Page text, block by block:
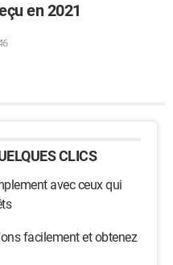
en 2021
CLICS
avec ceux qui
facilement et obtenez